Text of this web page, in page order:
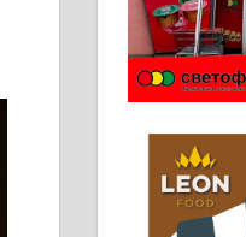
Чистим
061/32-13-